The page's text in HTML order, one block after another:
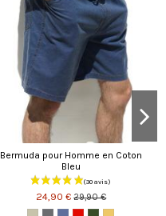
Bermuda pour Homme en Coton
Bleu
24,90 €29,90 €